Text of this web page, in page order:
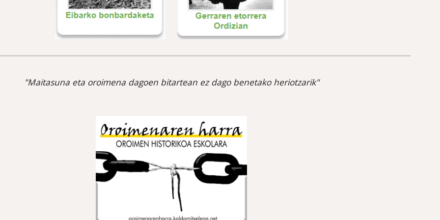
"Maitasuna eta oroimena dagoen bitartean ez dago benetako heriotzarik"